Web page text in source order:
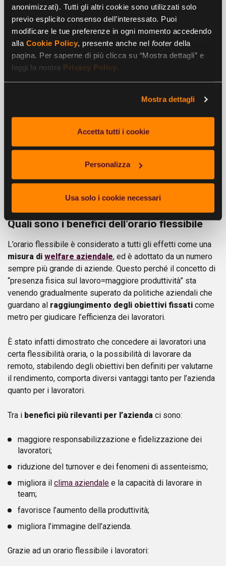
anonimizzati). Tutti gli altri cookie sono utilizzati solo
previo esplicito consenso dell’interessato. Puoi
modificare le tue preferenze in ogni momento accedendo
alla Cookie Policy, presente anche nel footerdella
pagina. Per saperne di più clicca su “Mostra dettagli” e
leggi la nostra Privacy Policy.
Mostra dettagli
Accetta tutti i cookie
Personalizza
Usa solo i cookie necessari
diversificate a seconda dei reparti, purché venga
rispettato il numero di ore giornaliere indicate nel contratto
di lavoro.
Reparto produttivo:
pausa pranzo. Da 30 minuti a 1 ora nell’orario compreso
Reparto amministrativo:
pausa pranzo. Da 30 minuti a 2 ore nella fascia compresa
tra le 12:00 e le 14:30
Quali sono i benefici dell’orario flessibile
L’orario flessibile è considerato a tutti gli effetti come una
misura di welfare aziendale, ed è adottato da un numero
sempre più grande di aziende. Questo perché il concetto di
“presenza fisica sul lavoro=maggiore produttività” sta
venendo gradualmente superato da politiche aziendali che
guardano al raggiungimento degli obiettivi fissati come
metro per giudicare l’efficienza dei lavoratori.
È stato infatti dimostrato che concedere ai lavoratori una
certa flessibilità oraria, o la possibilità di lavorare da
remoto, stabilendo degli obiettivi ben definiti per valutarne
il rendimento, comporta diversi vantaggi tanto per l’azienda
quanto per i lavoratori.
Tra i benefici più rilevanti per l’azienda ci sono:
maggiore responsabilizzazione e fidelizzazione dei
lavoratori;
riduzione del turnover e dei fenomeni di assenteismo;
migliora il clima aziendale e la capacità di lavorare in
team;
favorisce l’aumento della produttività;
migliora l’immagine dell’azienda.
Grazie ad un orario flessibile i lavoratori: